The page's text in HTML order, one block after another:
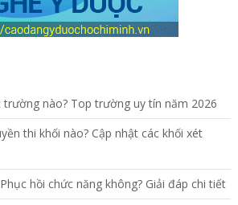
trường nào? Top trường uy tín năm 2026
thi khối nào? Cập nhật các khối xét
hồi chức năng không? Giải đáp chi tiết